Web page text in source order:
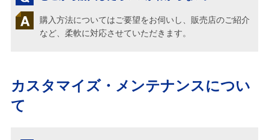
購入方法についてはご要望をお伺いし、販売店のご紹介
など、柔軟に対応させていただきます。
カスタマイズ・メンテナンスについ
て